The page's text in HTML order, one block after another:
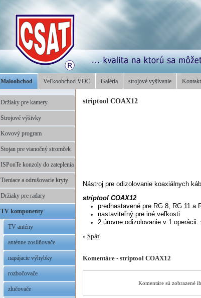
Maloobchod Veľkoobchod VOC Galéria strojové vyšívanie Kontakt
Držiaky pre kamery
Strojové výšivky
Kovový program
Stojan pre vianočný stromček
ISPonTe konzoly do zateplenia
Tieniace a odrušovacie kryty
Držiaky pre radary
TV komponenty
TV antény
anténne zosilňovače
napájacie výhybky
rozbočovače
zlučovače
striptool COAX12
Nástroj pre odizolovanie koaxiálnych
striptool COAX12
prednastavené pre RG 8, RG 11 a
nastaviteľný pre iné veľkosti
2 úrovne odizolovanie v 1
« Späť
Komentáre - striptool COAX12
Komentáre sú zobrazené